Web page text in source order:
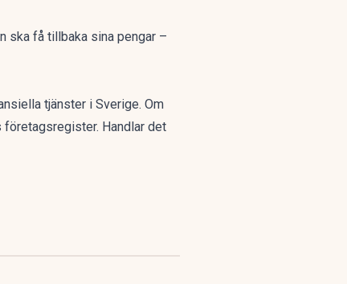
ska få tillbaka sina pengar –
tjänster i Sverige. Om
företagsregister. Handlar det